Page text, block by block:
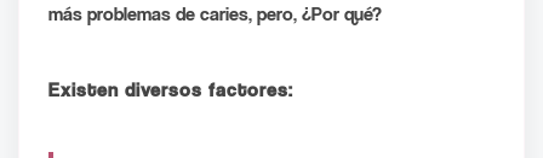
más problemas de caries, pero, ¿Por qué?
Existen diversos factores: